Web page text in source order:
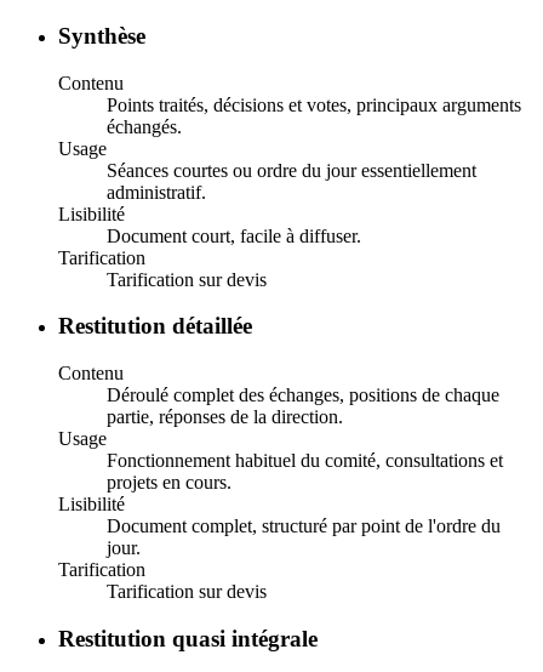
Synthèse
Contenu
Points traités, décisions et votes, principaux arguments
échangés.
Usage
Séances courtes ou ordre du jour essentiellement
administratif.
Lisibilité
Document court, facile à diffuser.
Tarification
Tarification sur devis
Restitution détaillée
Contenu
Déroulé complet des échanges, positions de chaque
partie, réponses de la direction.
Usage
Fonctionnement habituel du comité, consultations et
projets en cours.
Lisibilité
Document complet, structuré par point de l'ordre du
jour.
Tarification
Tarification sur devis
Restitution quasi intégrale